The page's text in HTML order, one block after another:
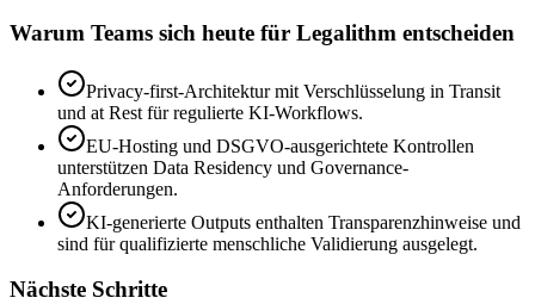
Warum Teams sich heute für Legalithm entscheiden
Privacy-first-Architektur mit Verschlüsselung in Transit
und at Rest für regulierte KI-Workflows.
EU-Hosting und DSGVO-ausgerichtete Kontrollen
unterstützen Data Residency und Governance-
Anforderungen.
KI-generierte Outputs enthalten Transparenzhinweise und
sind für qualifizierte menschliche Validierung ausgelegt.
Nächste Schritte